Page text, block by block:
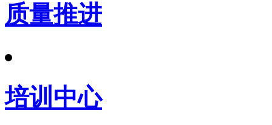
质量推进
培训中心